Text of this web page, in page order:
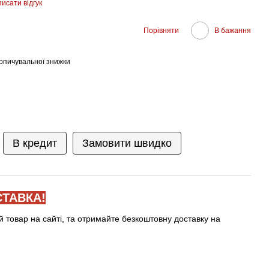
відгук
Порівняти В бажання
знижки
В кредит Замовити швидко
товар на сайті, та отримайте безкоштовну доставку на